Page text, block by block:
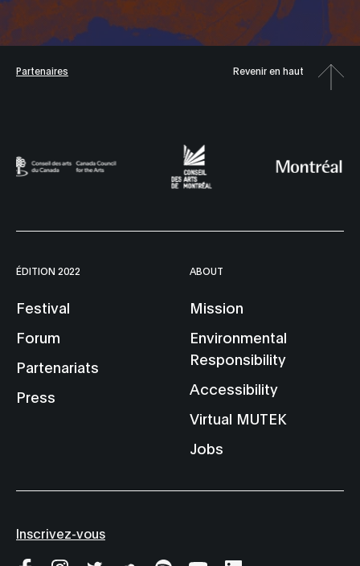
Partenaires Revenir en haut
ÉDITION 2022
Festival
Forum
Partenariats
Press
ABOUT
Mission
Environmental
Responsibility
Accessibility
Virtual MUTEK
Jobs
Inscrivez-vous